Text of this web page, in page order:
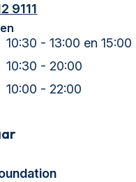
9111
10:30 - 13:00 en
10:30 - 20:00
10:00 - 22:00